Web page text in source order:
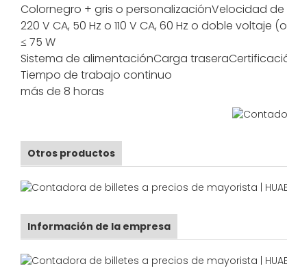
Colornegro + gris o personalizaciónVelocidad
220 V CA, 50 Hz o 110 V CA, 60 Hz o doble voltaje
≤ 75 W
Sistema de alimentaciónCarga trasera
Tiempo de trabajo continuo
más de 8 horas
Otros productos
Información de la empresa